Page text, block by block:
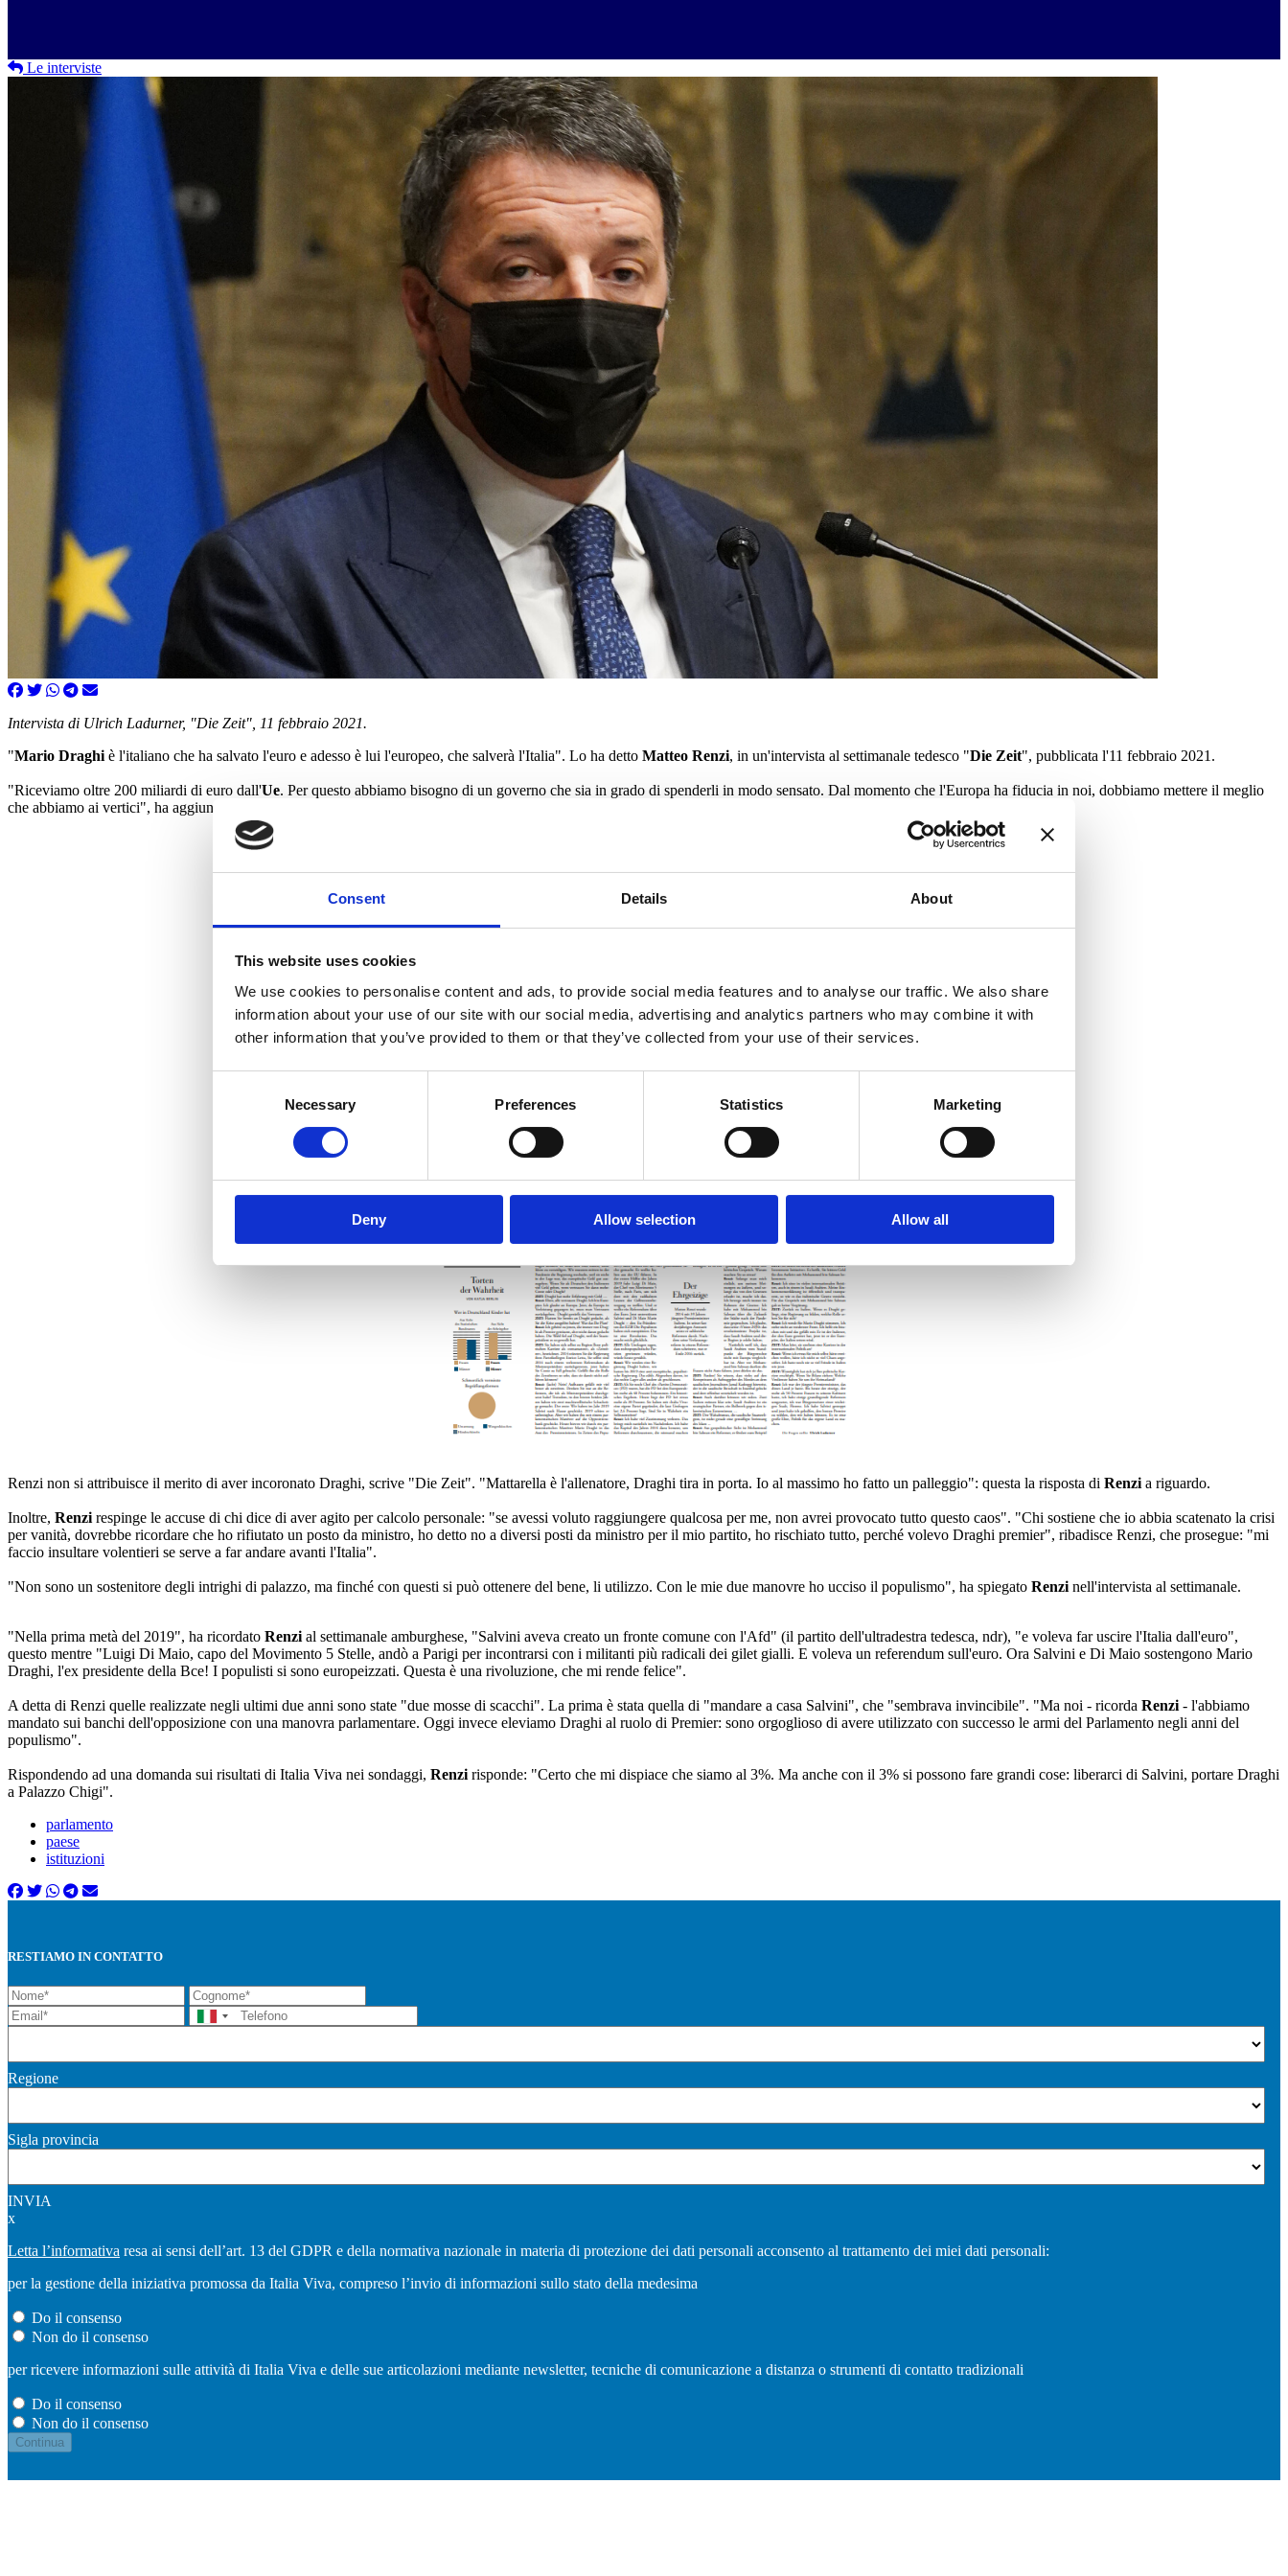
Consent Details About
This website uses cookies
We use cookies to personalise content and ads, to provide social media features and to analyse our traffic. We also share
information about your use of our site with our social media, advertising and analytics partners who may combine it with
other information that you’ve provided to them or that they’ve collected from your use of their services.
Necessary Preferences Statistics Marketing
Deny Allow selection Allow all
Le interviste
Intervista di Ulrich Ladurner, "Die Zeit", 11 febbraio 2021.
"Mario Draghi è l'italiano che ha salvato l'euro e adesso è lui l'europeo, che salverà l'Italia". Lo ha detto Matteo Renzi, in un'intervista al settimanale tedesco "Die Zeit", pubblicata l'11 febbraio 2021.
"Riceviamo oltre 200 miliardi di euro dall'Ue. Per questo abbiamo bisogno di un governo che sia in grado di spenderli in modo sensato. Dal momento che l'Europa ha fiducia in noi, dobbiamo mettere il meglio
che abbiamo ai vertici", ha aggiunto
Renzi non si attribuisce il merito di aver incoronato Draghi, scrive "Die Zeit". "Mattarella è l'allenatore, Draghi tira in porta. Io al massimo ho fatto un palleggio": questa la risposta di Renzi a riguardo.
Inoltre, Renzi respinge le accuse di chi dice di aver agito per calcolo personale: "se avessi voluto raggiungere qualcosa per me, non avrei provocato tutto questo caos". "Chi sostiene che io abbia scatenato la crisi
per vanità, dovrebbe ricordare che ho rifiutato un posto da ministro, ho detto no a diversi posti da ministro per il mio partito, ho rischiato tutto, perché volevo Draghi premier", ribadisce Renzi, che prosegue: "mi
faccio insultare volentieri se serve a far andare avanti l'Italia".
"Non sono un sostenitore degli intrighi di palazzo, ma finché con questi si può ottenere del bene, li utilizzo. Con le mie due manovre ho ucciso il populismo", ha spiegato Renzi nell'intervista al settimanale.
"Nella prima metà del 2019", ha ricordato Renzi al settimanale amburghese, "Salvini aveva creato un fronte comune con l'Afd" (il partito dell'ultradestra tedesca, ndr), "e voleva far uscire l'Italia dall'euro",
questo mentre "Luigi Di Maio, capo del Movimento 5 Stelle, andò a Parigi per incontrarsi con i militanti più radicali dei gilet gialli. E voleva un referendum sull'euro. Ora Salvini e Di Maio sostengono Mario
Draghi, l'ex presidente della Bce! I populisti si sono europeizzati. Questa è una rivoluzione, che mi rende felice".
A detta di Renzi quelle realizzate negli ultimi due anni sono state "due mosse di scacchi". La prima è stata quella di "mandare a casa Salvini", che "sembrava invincibile". "Ma noi - ricorda Renzi - l'abbiamo
mandato sui banchi dell'opposizione con una manovra parlamentare. Oggi invece eleviamo Draghi al ruolo di Premier: sono orgoglioso di avere utilizzato con successo le armi del Parlamento negli anni del
populismo".
Rispondendo ad una domanda sui risultati di Italia Viva nei sondaggi, Renzi risponde: "Certo che mi dispiace che siamo al 3%. Ma anche con il 3% si possono fare grandi cose: liberarci di Salvini, portare Draghi
a Palazzo Chigi".
parlamento
paese
istituzioni
RESTIAMO IN CONTATTO
Regione
Sigla provincia
INVIA
x
Letta l’informativa resa ai sensi dell’art. 13 del GDPR e della normativa nazionale in materia di protezione dei dati personali acconsento al trattamento dei miei dati personali:
per la gestione della iniziativa promossa da Italia Viva, compreso l’invio di informazioni sullo stato della medesima
Do il consenso
Non do il consenso
per ricevere informazioni sulle attività di Italia Viva e delle sue articolazioni mediante newsletter, tecniche di comunicazione a distanza o strumenti di contatto tradizionali
Do il consenso
Non do il consenso